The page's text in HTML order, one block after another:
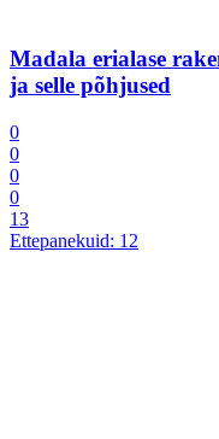
Madala erialase
ja selle põhjused
0
0
0
0
13
Ettepanekuid: 12